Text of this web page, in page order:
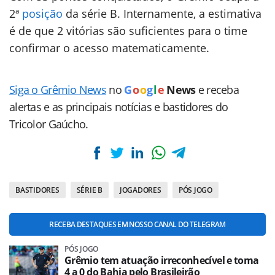
2ª posição da série B. Internamente, a estimativa
é de que 2 vitórias são suficientes para o time
confirmar o acesso matematicamente.
Siga o Grêmio News no Goog le News e receba
alertas e as principais notícias e bastidores do
Tricolor Gaúcho.
BASTIDORES SÉRIE B JOGADORES PÓS JOGO
RECEBA DESTAQUES EM NOSSO CANAL DO TELEGRAM
PÓS JOGO
Grêmio tem atuação irreconhecível e toma
4 a 0 do Bahia pelo Brasileirão